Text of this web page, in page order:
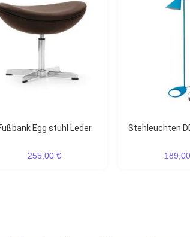
Fußbank Egg stuhl Leder
255,00 €
Stehleuchten